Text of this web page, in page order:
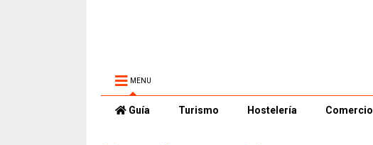
MENU
Guía Turismo Hostelería Comercio